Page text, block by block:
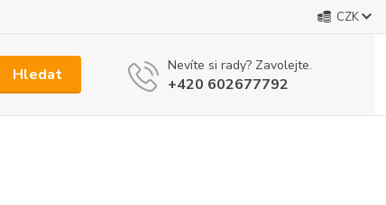
CZK
Hledat Nevíte si rady? Zavolejte.
+420 602677792